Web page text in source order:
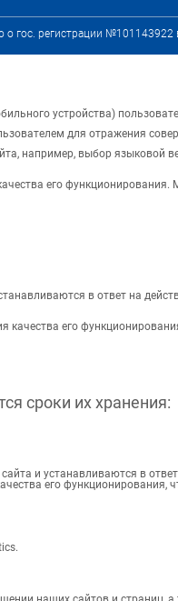
о гос. регистрации
устройства)
для отражения
например, выбор языковой
его
в ответ на
его
сроки их хранения:
и устанавливаются в
его функционирования,